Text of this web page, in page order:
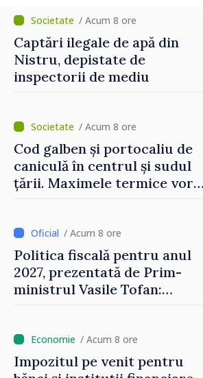
/ Acum 8 ore
Captări ilegale de apă din
Nistru, depistate de
inspectorii de mediu
/ Acum 8 ore
Cod galben și portocaliu de
caniculă în centrul și sudul
țării. Maximele termice vor
/ Acum 8 ore
Politica fiscală pentru anul
2027, prezentată de Prim-
ministrul Vasile Tofan:
taxare mai echitabilă
/ Acum 8 ore
Impozitul pe venit pentru